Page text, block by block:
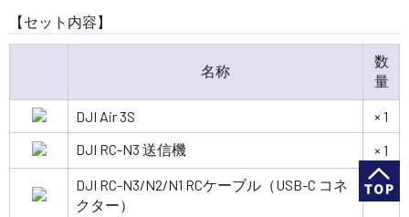
【セット内容】
名称
数
量
DJI Air 3S
× 1
DJI RC-N3 送信機
× 1
DJI RC-N3/N2/N1 RCケーブル（USB-C コネ
クター）
× 1